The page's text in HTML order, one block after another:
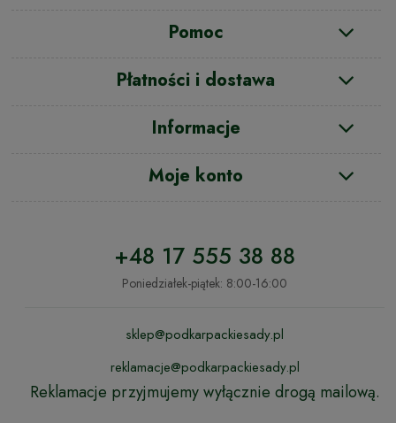
Pomoc
Płatności i dostawa
Informacje
Moje konto
+48 17 555 38 88
Poniedziałek-piątek: 8:00-16:00
sklep@podkarpackiesady.pl
reklamacje@podkarpackiesady.pl
Reklamacje przyjmujemy wyłącznie drogą mailową.